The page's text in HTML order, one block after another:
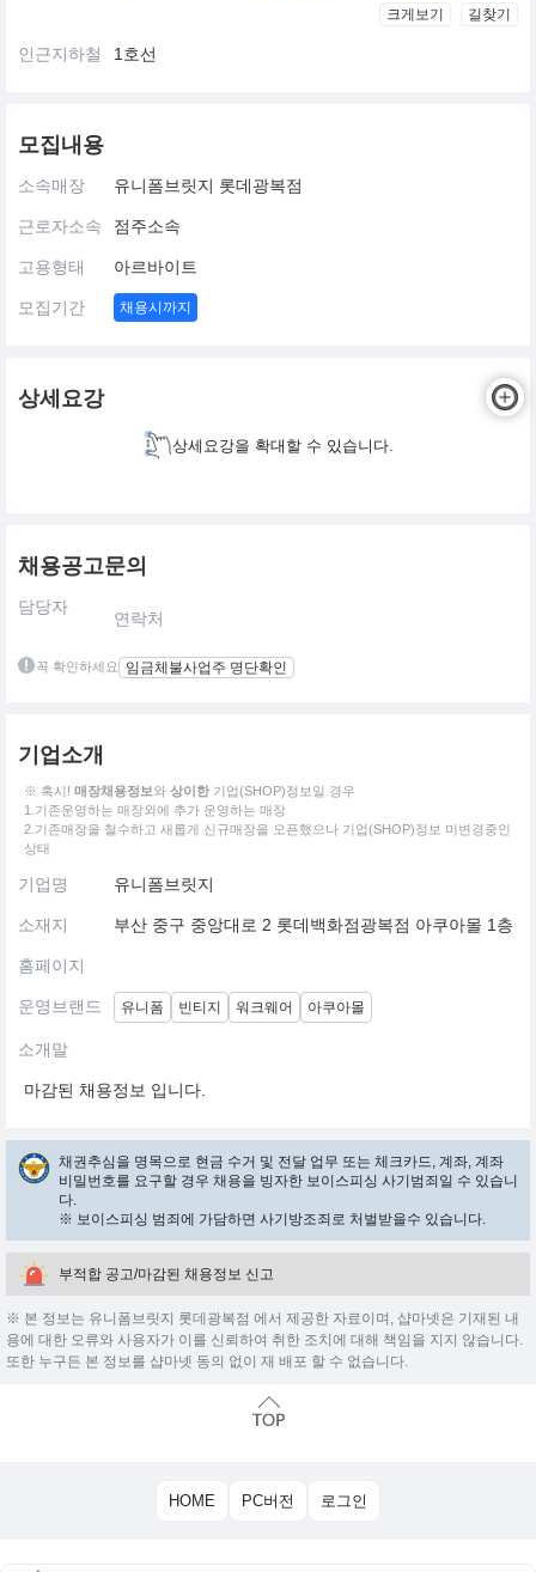
크게보기 길찾기
인근지하철 1호선
모집내용
소속매장 유니폼브릿지 롯데광복점
근로자소속 점주소속
고용형태 아르바이트
모집기간 채용시까지
상세요강
상세요강을 확대할 수 있습니다.
채용공고문의
담당자
연락처
꼭 확인하세요 임금체불사업주 명단확인
기업소개
※ 혹시! 매장채용정보와 상이한 기업(SHOP)정보일 경우
1.기존운영하는 매장외에 추가 운영하는 매장
2.기존매장을 철수하고 새롭게 신규매장을 오픈했으나 기업(SHOP)정보 미변경중인
상태
기업명 유니폼브릿지
소재지 부산 중구 중앙대로 2 롯데백화점광복점 아쿠아몰 1층
홈페이지
운영브랜드 유니폼 빈티지 워크웨어 아쿠아몰
소개말
마감된 채용정보 입니다.
채권추심을 명목으로 현금 수거 및 전달 업무 또는 체크카드, 계좌, 계좌
비밀번호를 요구할 경우 채용을 빙자한 보이스피싱 사기범죄일 수 있습니
다.
※ 보이스피싱 범죄에 가담하면 사기방조죄로 처벌받을수 있습니다.
부적합 공고/마감된 채용정보 신고
※ 본 정보는 유니폼브릿지 롯데광복점 에서 제공한 자료이며, 샵마넷은 기재된 내
용에 대한 오류와 사용자가 이를 신뢰하여 취한 조치에 대해 책임을 지지 않습니다.
또한 누구든 본 정보를 샵마넷 동의 없이 재 배포 할 수 없습니다.
HOME PC버전 로그인